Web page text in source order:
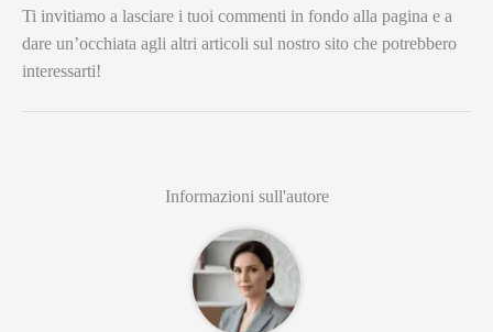
Ti invitiamo a lasciare i tuoi commenti in fondo alla pagina e a
dare un’occhiata agli altri articoli sul nostro sito che potrebbero
interessarti!
Informazioni sull'autore